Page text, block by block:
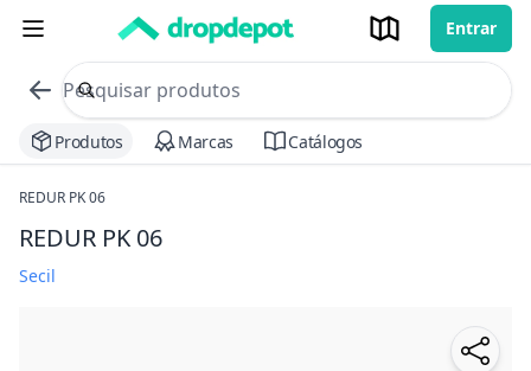
Entrar
commerce search no header
Procurar
Produtos Marcas Catálogos
REDUR PK 06
REDUR PK 06
Secil